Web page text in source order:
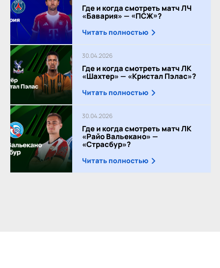
Где и когда смотреть матч ЛЧ
«Бавария» — «ПСЖ»?
Читать полностью
30.04.2026
Где и когда смотреть матч ЛК
«Шахтер» — «Кристал Пэлас»?
Читать полностью
30.04.2026
Где и когда смотреть матч ЛК
«Райо Вальекано» —
«Страсбур»?
Читать полностью